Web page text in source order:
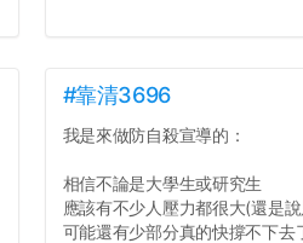
#靠清3696
我是來做防自殺宣導的：
相信不論是大學生或研究生
應該有不少人壓力都很大(還是
可能還有少部分真的快撐不下去